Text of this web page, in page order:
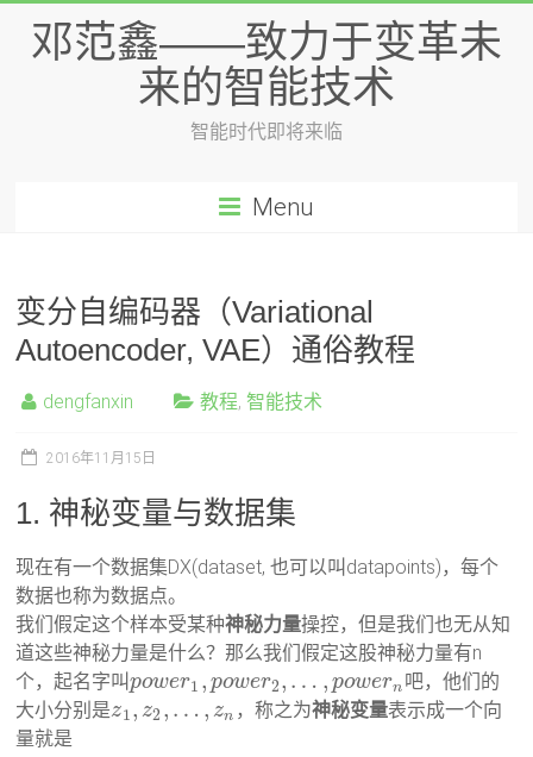
邓范鑫——致力于变革未
来的智能技术
智能时代即将来临
Menu
变分自编码器（Variational
Autoencoder, VAE）通俗教程
dengfanxin 教程,智能技术
2016年11月15日
1. 神秘变量与数据集
现在有一个数据集DX(dataset, 也可以叫datapoints)，每个
数据也称为数据点。
我们假定这个样本受某种神秘力量操控，但是我们也无从知
道这些神秘力量是什么？那么我们假定这股神秘力量有n
个，起名字叫power1 , power2, … , powern 吧，他们的
大小分别是z1, z2 , … , zn ，称之为神秘变量表示成一个向
量就是